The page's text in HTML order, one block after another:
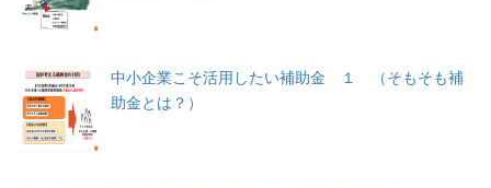
中小企業こそ活用したい補助金 １ （そもそも補
助金とは？）